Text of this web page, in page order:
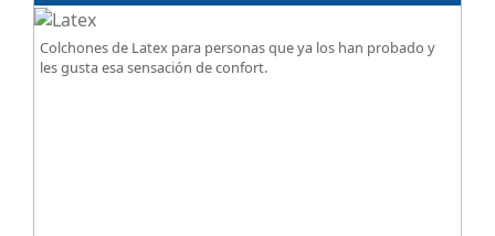
Colchones de Latex para personas que ya los han probado y
les gusta esa sensación de confort.